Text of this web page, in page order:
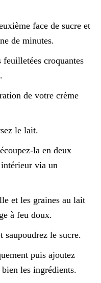
face de sucre et
de minutes.
croquantes
de votre crème
le lait.
la en deux
via un
et les graines au lait
à feu doux.
saupoudrez le sucre.
puis ajoutez
les ingrédients.